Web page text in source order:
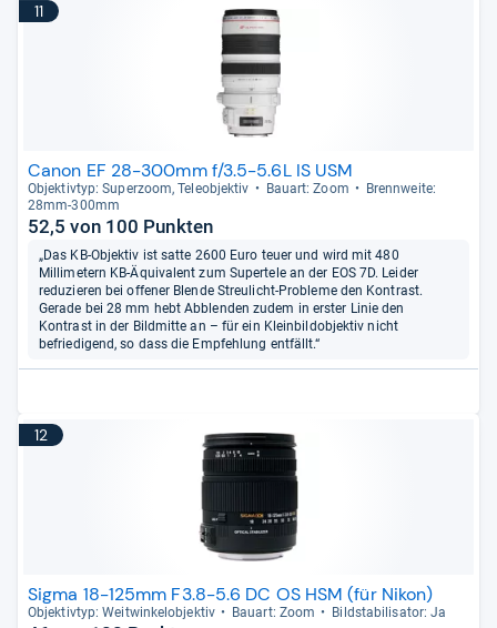
11
Canon EF 28-300mm f/3.5-5.6L IS USM
Objek­tiv­typ: Super­zoom, Tele­ob­jek­tiv Bau­art: Zoom
Brenn­weite:
28mm-​300mm
52,5 von 100 Punkten
„Das KB-Objektiv ist satte 2600 Euro teuer und wird mit 480
Millimetern KB-Äquivalent zum Supertele an der EOS 7D. Leider
reduzieren bei offener Blende Streulicht-Probleme den Kontrast.
Gerade bei 28 mm hebt Abblenden zudem in erster Linie den
Kontrast in der Bildmitte an – für ein Kleinbildobjektiv nicht
befriedigend, so dass die Empfehlung entfällt.“
12
Sigma 18-125mm F3.8-5.6 DC OS HSM (für Nikon)
Objek­tiv­typ: Weit­win­kel­ob­jek­tiv Bau­art: Zoom Bild­sta­bi­li­sa­tor: Ja